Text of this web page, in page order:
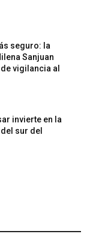
seguro: la
Sanjuan
vigilancia al
invierte en la
sur del